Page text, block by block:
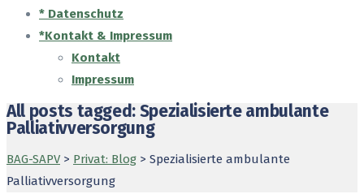
* Datenschutz
*Kontakt & Impressum
Kontakt
Impressum
All posts tagged: Spezialisierte ambulante
Palliativversorgung
BAG-SAPV > Privat: Blog > Spezialisierte ambulante
Palliativversorgung